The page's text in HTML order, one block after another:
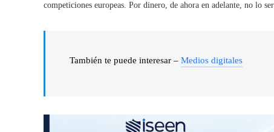
competiciones europeas. Por dinero, de ahora en adelante, no lo
También te puede interesar – Medios digitales